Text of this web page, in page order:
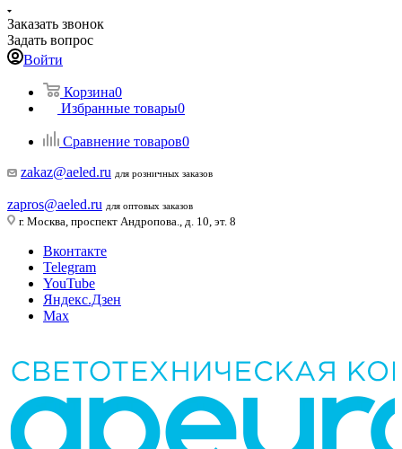
Заказать звонок
Задать вопрос
Войти
Корзина0
Избранные товары0
Сравнение товаров0
zakaz@aeled.ru для розничных заказов
zapros@aeled.ru для оптовых заказов
г. Москва, проспект Андропова., д. 10, эт. 8
Вконтакте
Telegram
YouTube
Яндекс.Дзен
Max